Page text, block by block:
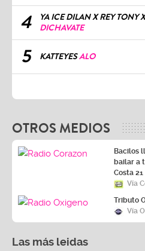
4
YA ICE DILAN X REY TONY
DICHAVATE
5 KATTEYESALO
OTROS MEDIOS
Bacilos
bailar a
Costa 21
Vía
Tributo
Vía
Las más leidas